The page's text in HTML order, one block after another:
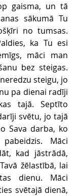
gaisma, un tā
sākumā Tu
no tumsas.
ka Tu esi
māci man
bez steigas.
steigu, jo
pa dienai radīji
tajā. Septīto
svētu, jo tajā
Sava darba, ko
Māci
kad jāstrādā,
žēlastībā, lai
dienu. Māci
svētajā dienā,